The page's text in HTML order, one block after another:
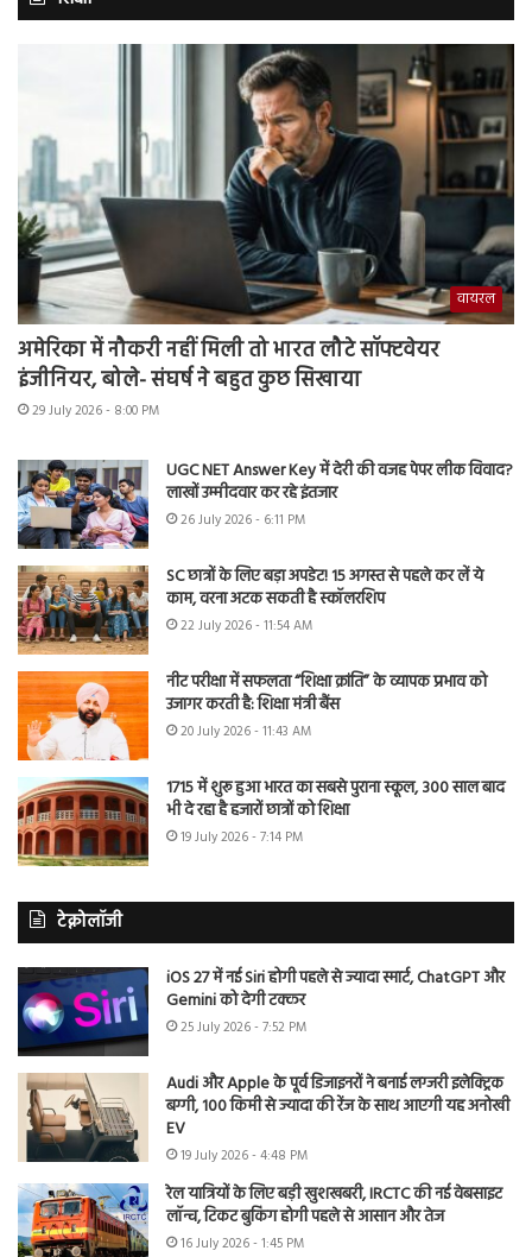
वायरल
अमेरिका में नौकरी नहीं मिली तो भारत लौटे सॉफ्टवेयर
इंजीनियर, बोले- संघर्ष ने बहुत कुछ सिखाया
29 July 2026 - 8:00 PM
UGC NET Answer Key में देरी की वजह पेपर लीक विवाद?
लाखों उम्मीदवार कर रहे इंतजार
26 July 2026 - 6:11 PM
SC छात्रों के लिए बड़ा अपडेट! 15 अगस्त से पहले कर लें ये
काम, वरना अटक सकती है स्कॉलरशिप
22 July 2026 - 11:54 AM
नीट परीक्षा में सफलता “शिक्षा क्रांति” के व्यापक प्रभाव को
उजागर करती है: शिक्षा मंत्री बैंस
20 July 2026 - 11:43 AM
1715 में शुरू हुआ भारत का सबसे पुराना स्कूल, 300 साल बाद
भी दे रहा है हजारों छात्रों को शिक्षा
19 July 2026 - 7:14 PM
टेक्नोलॉजी
iOS 27 में नई Siri होगी पहले से ज्यादा स्मार्ट, ChatGPT और
Gemini को देगी टक्कर
25 July 2026 - 7:52 PM
Audi और Apple के पूर्व डिजाइनरों ने बनाई लग्जरी इलेक्ट्रिक
बग्गी, 100 किमी से ज्यादा की रेंज के साथ आएगी यह अनोखी
EV
19 July 2026 - 4:48 PM
रेल यात्रियों के लिए बड़ी खुशखबरी, IRCTC की नई वेबसाइट
लॉन्च, टिकट बुकिंग होगी पहले से आसान और तेज
16 July 2026 - 1:45 PM